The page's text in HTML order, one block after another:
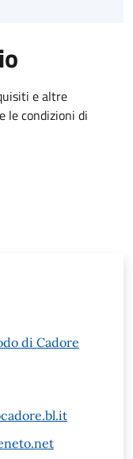
e altre
le condizioni di
di Cadore